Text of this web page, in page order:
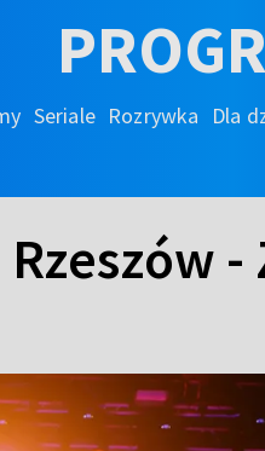
Seriale Rozrywka Dla